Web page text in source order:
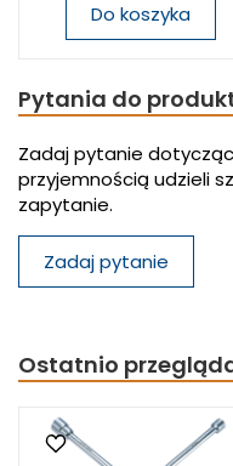
Do koszyka
Pytania do
Zadaj pytanie
przyjemnością udzieli
zapytanie.
Zadaj pytanie
Ostatnio